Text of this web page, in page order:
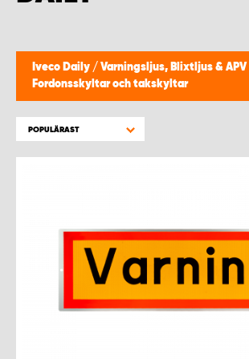
Iveco Daily / Varningsljus, Blixtljus &
Fordonsskyltar och takskyltar
POPULÄRAST
WORK SYSTEM JÖNKÖPING
WORK SYSTEM KARLSTAD
WORK SYSTEM KRISTIANSTAD
WORK SYSTEM LINKÖPING
WORK SYSTEM LULEÅ